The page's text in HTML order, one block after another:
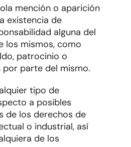
mención o aparición
existencia de
alguna del
los mismos, como
patrocinio o
parte del mismo.
tipo de
a posibles
de los derechos de
o industrial, así
de los